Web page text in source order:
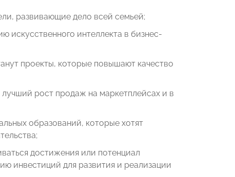
развивающие дело всей семьей;
интеллекта в бизнес-
проекты, которые повышают качество
рост продаж на маркетплейсах и в
образований, которые хотят
достижения или потенциал
инвестиций для развития и реализации